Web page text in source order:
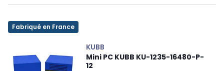
Fabriqué en France
KUBB
Mini PC KUBB KU-1235-16480-P-
12